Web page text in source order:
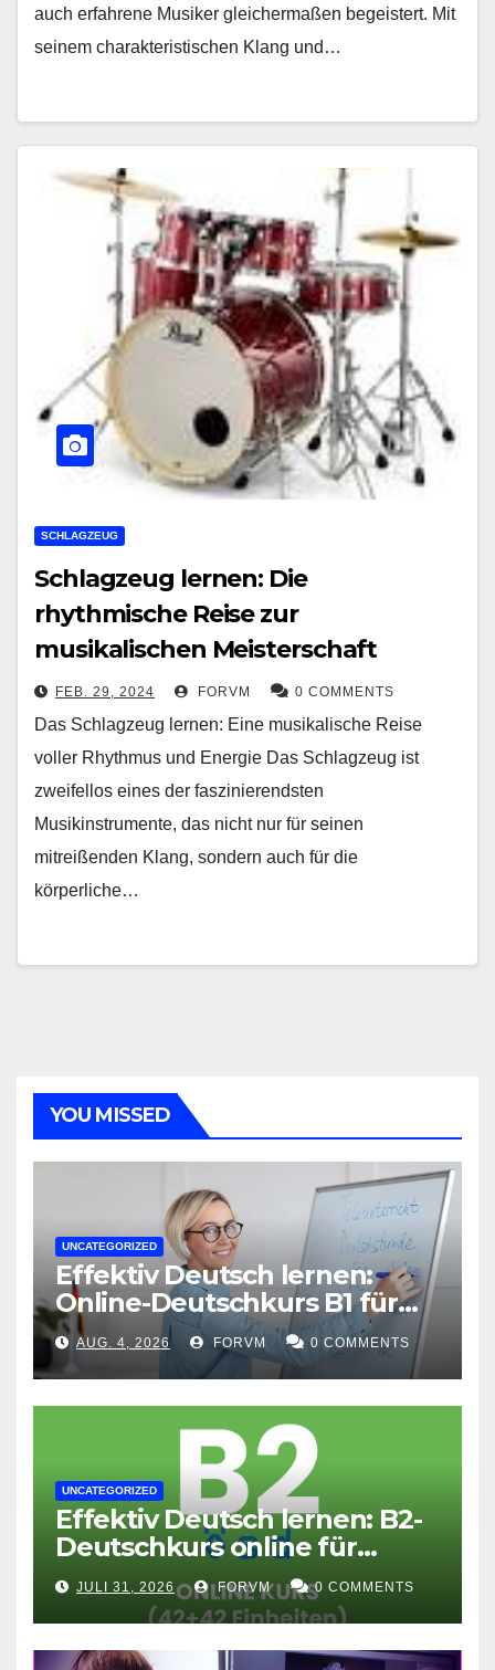
auch erfahrene Musiker gleichermaßen begeistert. Mit
seinem charakteristischen Klang und…
SCHLAGZEUG
Schlagzeug lernen: Die
rhythmische Reise zur
musikalischen Meisterschaft
FEB. 29, 2024 FORVM 0 COMMENTS
Das Schlagzeug lernen: Eine musikalische Reise
voller Rhythmus und Energie Das Schlagzeug ist
zweifellos eines der faszinierendsten
Musikinstrumente, das nicht nur für seinen
mitreißenden Klang, sondern auch für die
körperliche…
YOU MISSED
UNCATEGORIZED
Effektiv Deutsch lernen:
Online-Deutschkurs B1 für
flexible Lernerfolge
AUG. 4, 2026 FORVM 0 COMMENTS
UNCATEGORIZED
Effektiv Deutsch lernen: B2-
Deutschkurs online für
Fortgeschrittene
JULI 31, 2026 FORVM 0 COMMENTS